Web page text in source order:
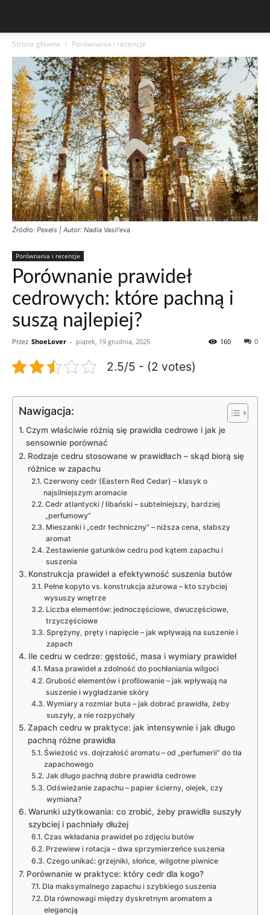
Strona główna Porównania i recenzje
Źródło: Pexels | Autor: Nadia Vasil'eva
Porównania i recenzje
Porównanie prawideł
cedrowych: które pachną i
suszą najlepiej?
Przez ShoeLover - piątek, 19 grudnia, 2025 0
160
2.5/5 - (2 votes)
Nawigacja:
Czym właściwie różnią się prawidła cedrowe i jak je
sensownie porównać
Rodzaje cedru stosowane w prawidłach – skąd biorą się
różnice w zapachu
Czerwony cedr (Eastern Red Cedar) – klasyk o
najsilniejszym aromacie
Cedr atlantycki / libański – subtelniejszy, bardziej
„perfumowy”
Mieszanki i „cedr techniczny” – niższa cena, słabszy
aromat
Zestawienie gatunków cedru pod kątem zapachu i
suszenia
Konstrukcja prawideł a efektywność suszenia butów
Pełne kopyto vs. konstrukcja ażurowa – kto szybciej
wysuszy wnętrze
Liczba elementów: jednoczęściowe, dwuczęściowe,
trzyczęściowe
Sprężyny, pręty i napięcie – jak wpływają na suszenie i
zapach
Ile cedru w cedrze: gęstość, masa i wymiary prawideł
Masa prawideł a zdolność do pochłaniania wilgoci
Grubość elementów i profilowanie – jak wpływają na
suszenie i wygładzanie skóry
Wymiary a rozmiar buta – jak dobrać prawidła, żeby
suszyły, a nie rozpychały
Zapach cedru w praktyce: jak intensywnie i jak długo
pachną różne prawidła
Świeżość vs. dojrzałość aromatu – od „perfumerii” do tła
zapachowego
Jak długo pachną dobre prawidła cedrowe
Odświeżanie zapachu – papier ścierny, olejek, czy
wymiana?
Warunki użytkowania: co zrobić, żeby prawidła suszyły
szybciej i pachniały dłużej
Czas wkładania prawideł po zdjęciu butów
Przewiew i rotacja – dwa sprzymierzeńce suszenia
Czego unikać: grzejniki, słońce, wilgotne piwnice
Porównanie w praktyce: który cedr dla kogo?
Dla maksymalnego zapachu i szybkiego suszenia
Dla równowagi między dyskretnym aromatem a
elegancją